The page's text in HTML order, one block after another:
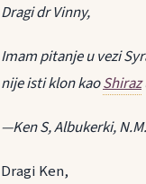
Dragi dr Vinny,
Imam pitanje u vezi
nije isti klon kaoShiraz
—Ken S, Albukerki, N.M.
Dragi Ken,